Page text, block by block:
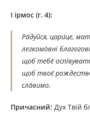
І ірмос (г. 4):
Ра́дуйся, цари́це,
легкомо́вні
щоб тебе́
щоб твоє́
сла́вимо.
Причасний: Дух Твій